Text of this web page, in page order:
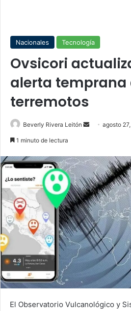
Nacionales Tecnología
Ovsicori
alerta temprana
terremotos
Beverly Rivera Leitón
Sendagosto
1 minuto de lectura
El Observatorio Vulcanológico y